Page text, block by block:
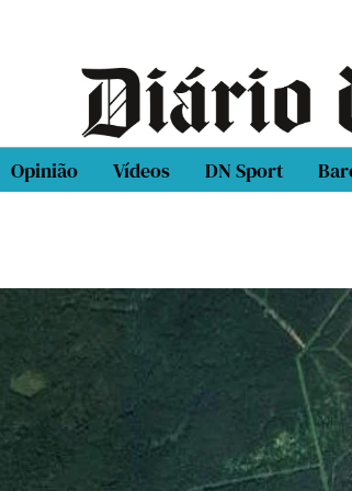
Opinião Vídeos DN Sport